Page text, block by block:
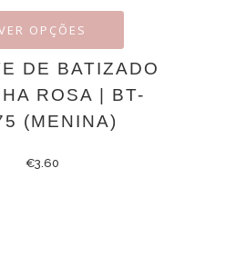
OPÇÕES
DE BATIZADO
ROSA | BT-
(MENINA)
€3.60